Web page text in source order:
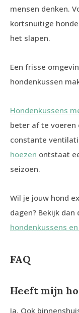
mensen denken.
kortsnuitige
het slapen.
Een frisse
hondenkussen
Hondenkussens
beter af te voeren
constante
hoezen ontstaat
seizoen.
Wil je jouw hond
dagen? Bekijk dan
hondenkussens
FAQ
Heeft mijn
Ja. Ook